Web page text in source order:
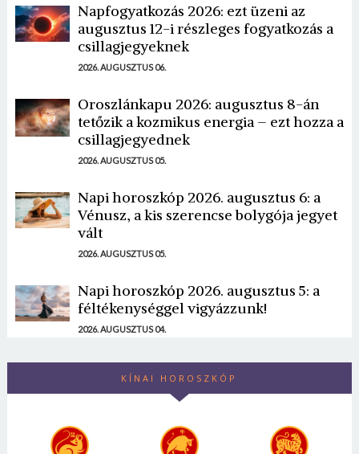
Napfogyatkozás 2026: ezt üzeni az
augusztus 12-i részleges fogyatkozás a
csillagjegyeknek
2026. AUGUSZTUS 06.
Oroszlánkapu 2026: augusztus 8-án
tetőzik a kozmikus energia – ezt hozza a
csillagjegyednek
2026. AUGUSZTUS 05.
Napi horoszkóp 2026. augusztus 6: a
Vénusz, a kis szerencse bolygója jegyet
vált
2026. AUGUSZTUS 05.
Napi horoszkóp 2026. augusztus 5: a
féltékenységgel vigyázzunk!
2026. AUGUSZTUS 04.
KÍNAI HOROSZKÓP